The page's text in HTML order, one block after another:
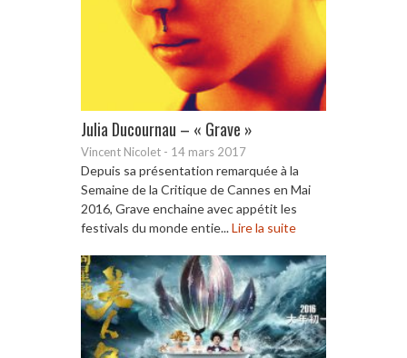
Julia Ducournau – « Grave »
Vincent Nicolet - 14 mars 2017
Depuis sa présentation remarquée à la
Semaine de la Critique de Cannes en Mai
2016, Grave enchaine avec appétit les
festivals du monde entie...Lire la suite